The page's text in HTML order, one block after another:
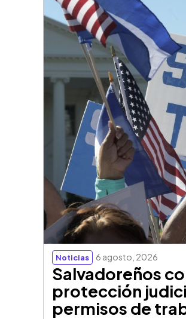
Noticias 6 agosto, 2026
Salvadoreños
protección
permisos de